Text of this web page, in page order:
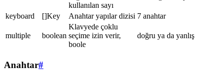
kullanılan sayı
keyboard []Key Anahtar yapılar dizisi 7 anahtar
multiple boolean
Klavyede çoklu
seçime izin verir,
boole
doğru ya da yanlış
Anahtar#